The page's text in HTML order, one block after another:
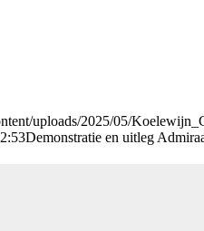
uploads/2025/05/
Demonstratie en uitleg